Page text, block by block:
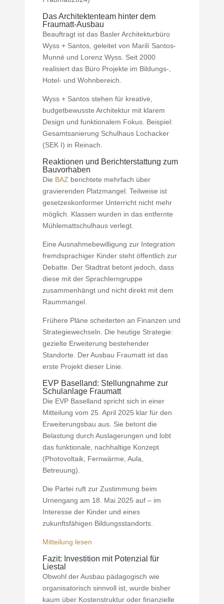
Das Architektenteam hinter dem
Fraumatt-Ausbau
Beauftragt ist das Basler Architekturbüro
Wyss + Santos, geleitet von Marilí Santos-
Munné und Lorenz Wyss. Seit 2000
realisiert das Büro Projekte im Bildungs-,
Hotel- und Wohnbereich.
Wyss + Santos stehen für kreative,
budgetbewusste Architektur mit klarem
Design und funktionalem Fokus. Beispiel:
Gesamtsanierung Schulhaus Lochacker
(SEK I) in Reinach.
Reaktionen und Berichterstattung zum
Bauvorhaben
Die BAZ berichtete mehrfach über
gravierenden Platzmangel. Teilweise ist
gesetzeskonformer Unterricht nicht mehr
möglich. Klassen wurden in das entfernte
Mühlemattschulhaus verlegt.
Eine Ausnahmebewilligung zur Integration
fremdsprachiger Kinder steht öffentlich zur
Debatte. Der Stadtrat betont jedoch, dass
diese mit der Sprachlerngruppe
zusammenhängt und nicht direkt mit dem
Raummangel.
Frühere Pläne scheiterten an Finanzen und
Strategiewechseln. Die heutige Strategie:
gezielte Erweiterung bestehender
Standorte. Der Ausbau Fraumatt ist das
erste Projekt dieser Linie.
EVP Baselland: Stellungnahme zur
Schulanlage Fraumatt
Die EVP Baselland spricht sich in einer
Mitteilung vom 25. April 2025 klar für den
Erweiterungsbau aus. Sie betont die
Belastung durch Auslagerungen und lobt
das funktionale, nachhaltige Konzept
(Photovoltaik, Fernwärme, Aula,
Betreuung).
Die Partei ruft zur Zustimmung beim
Urnengang am 18. Mai 2025 auf – im
Interesse der Kinder und eines
zukunftsfähigen Bildungsstandorts.
Mitteilung lesen
Fazit: Investition mit Potenzial für
Liestal
Obwohl der Ausbau pädagogisch wie
organisatorisch sinnvoll ist, wurde bisher
kaum über Kostenstruktur oder finanzielle